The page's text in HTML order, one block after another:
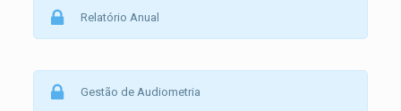
Relatório Anual
Gestão de Audiometria